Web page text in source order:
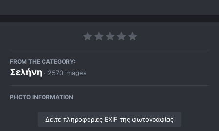
FROM THE CATEGORY:
Σελήνη · 2570 images
PHOTO INFORMATION
Δείτε πληροφορίες EXIF της φωτογραφίας